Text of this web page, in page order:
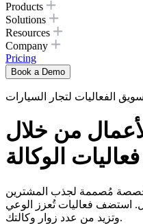
Products
Solutions
Resources
Company
Pricing
Book a Demo
الفعاليات لتجار السيارات
من خلال
الوكالة
مُصممة لجذب المشترين
استضف فعاليات تُعزز الوعي
وتزيد من عدد زوار وكالتك.